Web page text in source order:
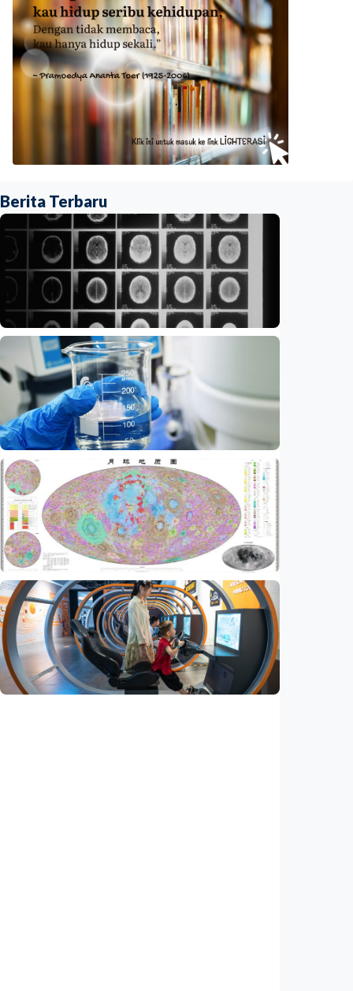
Berita Terbaru
Ilmuwan kembangkan nanopartikel yang
membantu ahli bedah melacak dan
membunuh kanker otak mematikan
Indonesia• 07 Aug 2026
Iptek
AI kini bisa merancang virus dari nol,
ilmuwan berhasil menciptakan bakteriofag
baru
Indonesia •07 Aug 2026
Iptek
China rampungkan peta geologi Bulan skala
1:5.000.000, petakan lebih dari 13.500 kawah
Indonesia 07 Aug 2026